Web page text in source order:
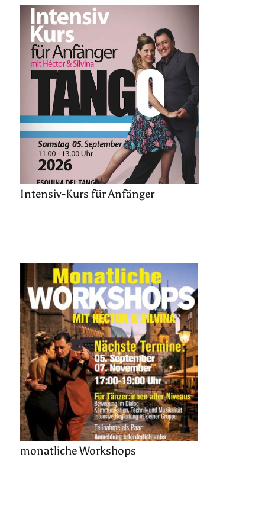
Intensiv-Kurs für Anfänger
monatliche Workshops